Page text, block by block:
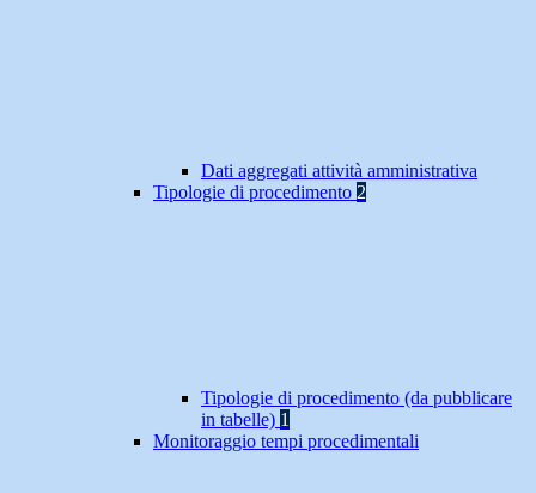
Dati aggregati attività amministrativa
Tipologie di procedimento 2
Tipologie di procedimento (da pubblicare
in tabelle) 1
Monitoraggio tempi procedimentali